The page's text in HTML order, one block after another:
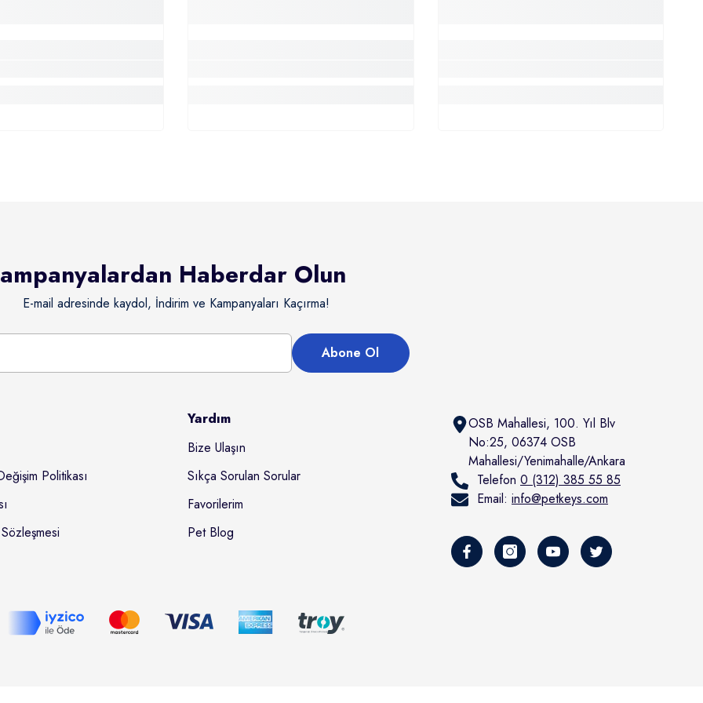
Haberdar Olun
E-mail adresinde kaydol, İndirim ve Kampanyaları Kaçırma!
Abone Ol
Politikası
Yardım
Bize Ulaşın
Sıkça Sorulan Sorular
Favorilerim
Pet Blog
OSB Mahallesi, 100. Yıl Blv
No:25, 06374 OSB
Mahallesi/Yenimahalle/Ankara
Telefon 0 (312) 385 55 85
Email: info@petkeys.com